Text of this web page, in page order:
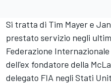
Si tratta di Tim Mayer e
prestato servizio negli
Federazione
dell'ex fondatore della
delegato FIA negli Stati